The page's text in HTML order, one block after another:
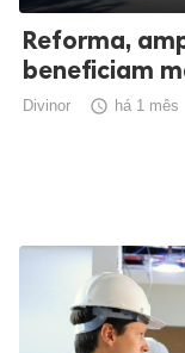
Reforma,
beneficiam
Divinor  há 1 mês